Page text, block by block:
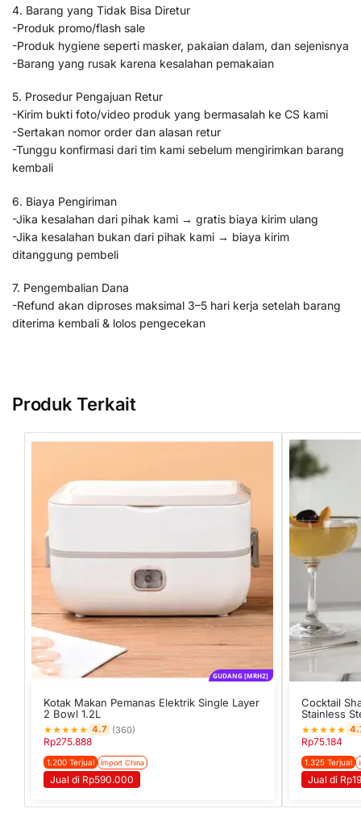
4. Barang yang Tidak Bisa Diretur
-Produk promo/flash sale
-Produk hygiene seperti masker, pakaian dalam, dan sejenisnya
-Barang yang rusak karena kesalahan pemakaian
5. Prosedur Pengajuan Retur
-Kirim bukti foto/video produk yang bermasalah ke CS kami
-Sertakan nomor order dan alasan retur
-Tunggu konfirmasi dari tim kami sebelum mengirimkan barang
kembali
6. Biaya Pengiriman
-Jika kesalahan dari pihak kami → gratis biaya kirim ulang
-Jika kesalahan bukan dari pihak kami → biaya kirim
ditanggung pembeli
7. Pengembalian Dana
-Refund akan diproses maksimal 3–5 hari kerja setelah barang
diterima kembali & lolos pengecekan
Produk Terkait
GUDANG [MRH2]
Kotak Makan Pemanas Elektrik Single Layer
2 Bowl 1.2L
★★★★★ 4.7 (360)
Rp275.888
1.200 Terjual Import China
Jual di Rp590.000
Cocktail
Stainless
★★★★★
Rp75.184
1.325 Terjual
Jual di